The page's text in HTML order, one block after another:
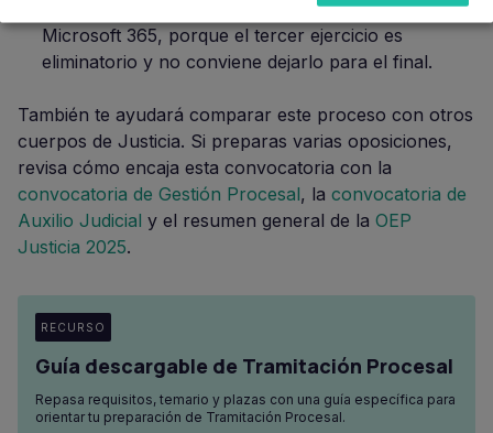
práctica recurrente de Windows y
Microsoft 365, porque el tercer ejercicio es
eliminatorio y no conviene dejarlo para el final.
También te ayudará comparar este proceso con otros
cuerpos de Justicia. Si preparas varias oposiciones,
revisa cómo encaja esta convocatoria con la
convocatoria de Gestión Procesal, la convocatoria de
Auxilio Judicial y el resumen general de la OEP
Justicia 2025.
RECURSO
Guía descargable de Tramitación Procesal
Repasa requisitos, temario y plazas con una guía específica para
orientar tu preparación de Tramitación Procesal.